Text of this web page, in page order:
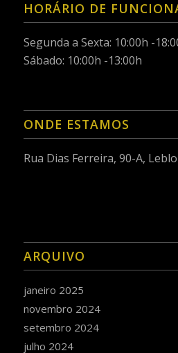
HORÁRIO DE
Segunda a Sexta: 10:00h -
Sábado: 10:00h -13:00h
ONDE ESTAMOS
Rua Dias Ferreira, 90-A,
ARQUIVO
janeiro 2025
novembro 2024
setembro 2024
julho 2024